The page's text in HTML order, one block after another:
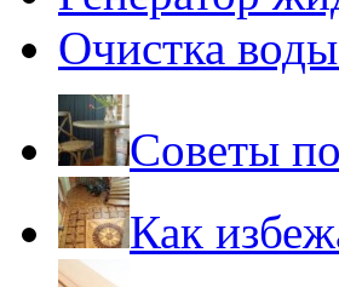
Очистка
Советы
Как